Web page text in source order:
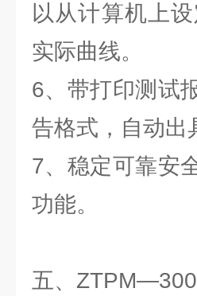
以从计算机上
实际曲线。
6、带打印测试
告格式，自动出
7、稳定可靠安
功能。
五、